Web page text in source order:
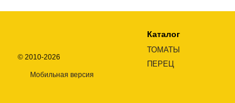
© 2010-2026
Мобильная версия
Каталог
ТОМАТЫ
ПЕРЕЦ